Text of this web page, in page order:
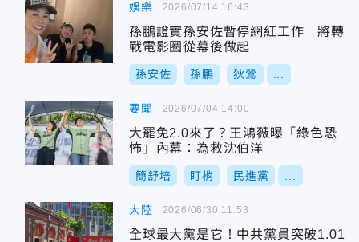
娛樂
孫鵬證實孫安佐暫停網紅工作 將轉
戰電影圈從幕後做起
孫安佐 孫鵬 狄鶯
2026/07/14 16:43
要聞
大罷免2.0來了？王鴻薇曝「綠色恐
怖」內幕：為救沈伯洋
簡舒培 盯梢 民進黨
2026/07/04 14:00
大陸
全球最大黨是它！中共黨員突破1.01
2026/06/30 11:53